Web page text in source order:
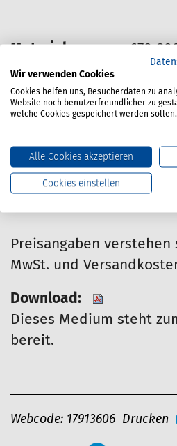
Materialnummer: 670-
Stand: 2016
Preis für Mitglieder:
Dieser Artikel kann nur
Preisangaben verstehen
MwSt. und
Download:
Dieses Medium steht
bereit.
A
Webcode: 17913606 Drucken
Wir verwenden Cookies
Cookies helfen uns, Besucherdaten zu
Website noch benutzerfreundlicher zu
welche Cookies gespeichert werden sollen.
Alle Cookies akzeptieren
Cookies einstellen